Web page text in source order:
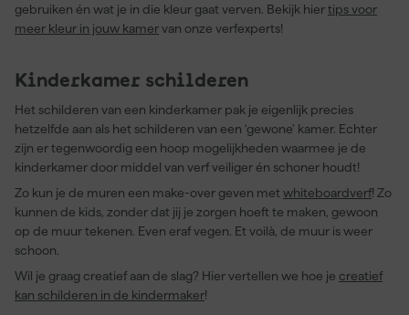
gebruiken én wat je in die kleur gaat verven. Bekijk hiertips voor
meer kleur in jouw kamervan onze verfexperts!
Kinderkamer schilderen
Het schilderen van een kinderkamer pak je eigenlijk precies
hetzelfde aan als het schilderen van een ‘gewone’ kamer. Echter
zijn er tegenwoordig een hoop mogelijkheden waarmee je de
kinderkamer door middel van verf veiliger én schoner houdt!
Zo kun je de muren een make-over geven met whiteboardverf! Zo
kunnen de kids, zonder dat jij je zorgen hoeft te maken, gewoon
op de muur tekenen. Even eraf vegen. Et voilà, de muur is weer
schoon.
Wil je graag creatief aan de slag? Hier vertellen we hoe je creatief
kan schilderen in de kindermaker!